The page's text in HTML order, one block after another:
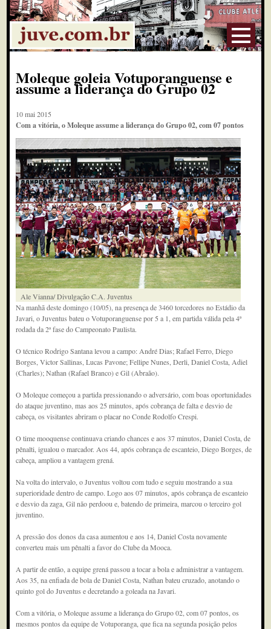
Moleque goleia Votuporanguense e
assume a liderança do Grupo 02
10 mai 2015
Com a vitória, o Moleque assume a liderança do Grupo 02, com 07 pontos
Ale Vianna/ Divulgação C.A. Juventus
Na manhã deste domingo (10/05), na presença de 3460 torcedores no Estádio da
Javari, o Juventus bateu o Votuporanguense por 5 a 1, em partida válida pela 4ª
rodada da 2ª fase do Campeonato Paulista.
O técnico Rodrigo Santana levou a campo: André Dias; Rafael Ferro, Diego
Borges, Victor Sallinas, Lucas Pavone; Fellipe Nunes, Derli, Daniel Costa, Adiel
(Charles); Nathan (Rafael Branco) e Gil (Abraão).
O Moleque começou a partida pressionando o adversário, com boas oportunidades
do ataque juventino, mas aos 25 minutos, após cobrança de falta e desvio de
cabeça, os visitantes abriram o placar no Conde Rodolfo Crespi.
O time mooquense continuava criando chances e aos 37 minutos, Daniel Costa, de
pênalti, igualou o marcador. Aos 44, após cobrança de escanteio, Diego Borges, de
cabeça, ampliou a vantagem grená.
Na volta do intervalo, o Juventus voltou com tudo e seguiu mostrando a sua
superioridade dentro de campo. Logo aos 07 minutos, após cobrança de escanteio
e desvio da zaga, Gil não perdoou e, batendo de primeira, marcou o terceiro gol
juventino.
A pressão dos donos da casa aumentou e aos 14, Daniel Costa novamente
converteu mais um pênalti a favor do Clube da Mooca.
A partir de então, a equipe grená passou a tocar a bola e administrar a vantagem.
Aos 35, na enfiada de bola de Daniel Costa, Nathan bateu cruzado, anotando o
quinto gol do Juventus e decretando a goleada na Javari.
Com a vitória, o Moleque assume a liderança do Grupo 02, com 07 pontos, os
mesmos pontos da equipe de Votuporanga, que fica na segunda posição pelos